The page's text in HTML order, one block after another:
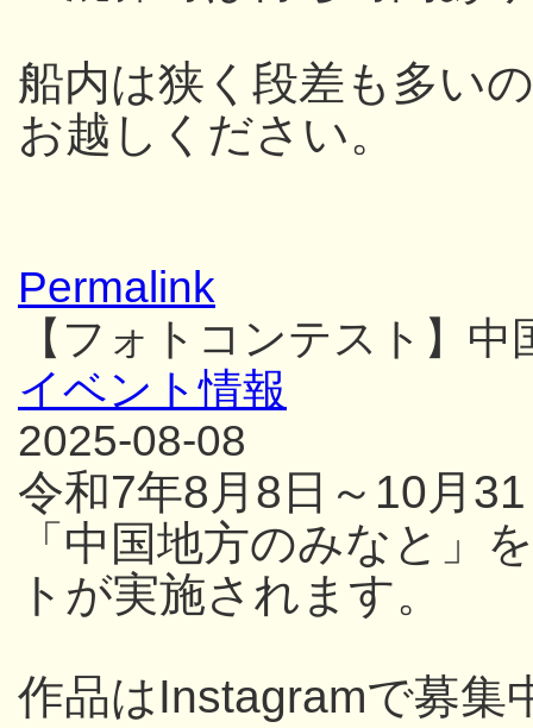
船内は狭く段差も多い
お越しください。
Permalink
【フォトコンテスト】
イベント情報
2025-08-08
令和7年8月8日～10月
「中国地方のみなと」
トが実施されます。
作品はInstagramで募集